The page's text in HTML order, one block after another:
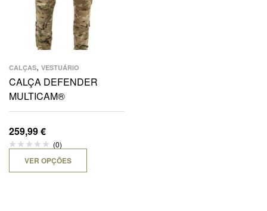
CALÇAS, VESTUÁRIO
CALÇA DEFENDER
MULTICAM®
259,99€
(0)
VER OPÇÕES